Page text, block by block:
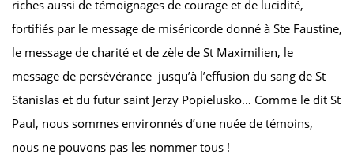
riches aussi de témoignages de courage et de lucidité,
fortifiés par le message de miséricorde donné à Ste Faustine,
le message de charité et de zèle de St Maximilien, le
message de persévérance jusqu’à l’effusion du sang de St
Stanislas et du futur saint Jerzy Popielusko… Comme le dit St
Paul, nous sommes environnés d’une nuée de témoins,
nous ne pouvons pas les nommer tous !